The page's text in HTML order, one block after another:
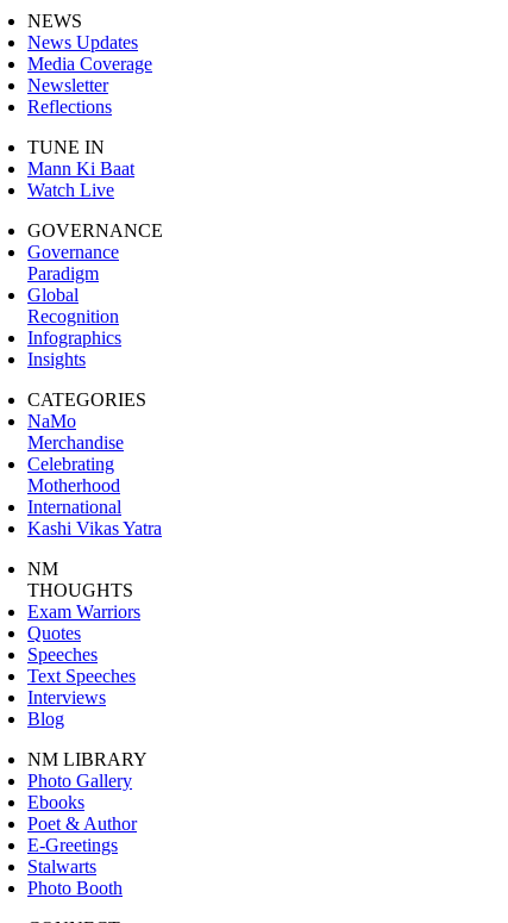
NEWS
News Updates
Media Coverage
Newsletter
Reflections
TUNE IN
Mann Ki Baat
Watch Live
GOVERNANCE
Governance
Paradigm
Global
Recognition
Infographics
Insights
CATEGORIES
NaMo
Merchandise
Celebrating
Motherhood
International
Kashi Vikas Yatra
NM
THOUGHTS
Exam Warriors
Quotes
Speeches
Text Speeches
Interviews
Blog
NM LIBRARY
Photo Gallery
Ebooks
Poet & Author
E-Greetings
Stalwarts
Photo Booth